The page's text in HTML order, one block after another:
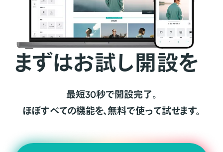
まずはお試し開設を
最短30秒で開設完了。
ほぼすべての機能を、無料で使って試せます。